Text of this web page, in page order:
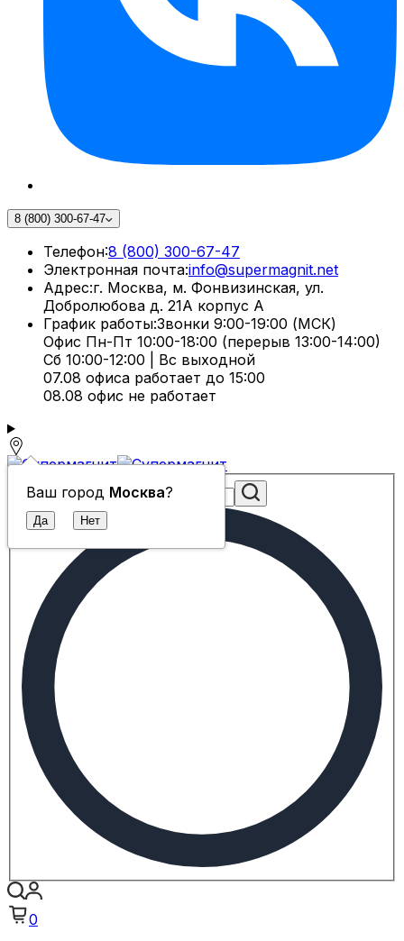
8 (800) 300-67-47
Телефон:8 (800) 300-67-47
Электронная почта:info@supermagnit.net
Адрес:г. Москва, м. Фонвизинская, ул.
Добролюбова д. 21А корпус А
График работы:Звонки 9:00-19:00 (МСК)
Офис Пн-Пт 10:00-18:00 (перерыв 13:00-14:00)
Сб 10:00-12:00 | Вс выходной
07.08 офиса работает до 15:00
08.08 офис не работает
Ваш город Москва?
Поиск
0